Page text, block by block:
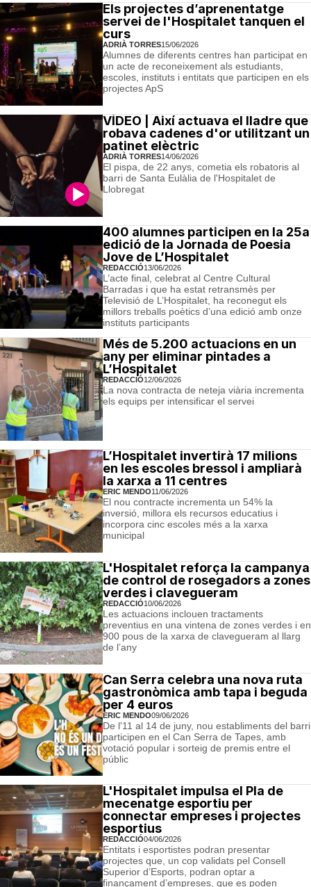
Els projectes d’aprenentatge
servei de l'Hospitalet tanquen el
curs
ADRIÀ TORRES15/06/2026
Alumnes de diferents centres han participat en
un acte de reconeixement als estudiants,
escoles, instituts i entitats que participen en els
projectes ApS
VÍDEO | Així actuava el lladre que
robava cadenes d'or utilitzant un
patinet elèctric
ADRIÀ TORRES14/06/2026
El pispa, de 22 anys, cometia els robatoris al
barri de Santa Eulàlia de l'Hospitalet de
Llobregat
400 alumnes participen en la 25a
edició de la Jornada de Poesia
Jove de L’Hospitalet
REDACCIÓ13/06/2026
L’acte final, celebrat al Centre Cultural
Barradas i que ha estat retransmès per
Televisió de L’Hospitalet, ha reconegut els
millors treballs poètics d’una edició amb onze
instituts participants
Més de 5.200 actuacions en un
any per eliminar pintades a
L’Hospitalet
REDACCIÓ12/06/2026
La nova contracta de neteja viària incrementa
els equips per intensificar el servei
L’Hospitalet invertirà 17 milions
en les escoles bressol i ampliarà
la xarxa a 11 centres
ERIC MENDO11/06/2026
El nou contracte incrementa un 54% la
inversió, millora els recursos educatius i
incorpora cinc escoles més a la xarxa
municipal
L'Hospitalet reforça la campanya
de control de rosegadors a zones
verdes i clavegueram
REDACCIÓ10/06/2026
Les actuacions inclouen tractaments
preventius en una vintena de zones verdes i en
900 pous de la xarxa de clavegueram al llarg
de l’any
Can Serra celebra una nova ruta
gastronòmica amb tapa i beguda
per 4 euros
ERIC MENDO09/06/2026
De l'11 al 14 de juny, nou establiments del barri
participen en el Can Serra de Tapes, amb
votació popular i sorteig de premis entre el
públic
L'Hospitalet impulsa el Pla de
mecenatge esportiu per
connectar empreses i projectes
esportius
REDACCIÓ04/06/2026
Entitats i esportistes podran presentar
projectes que, un cop validats pel Consell
Superior d’Esports, podran optar a
finançament d’empreses, que es poden